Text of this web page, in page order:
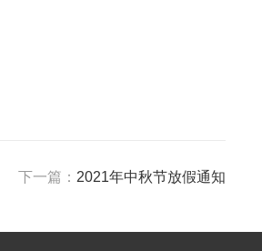
下一篇： 2021年中秋节放假通知